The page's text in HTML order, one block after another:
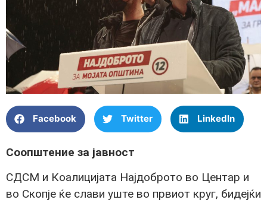
Facebook Twitter LinkedIn
Соопштение за јавност
СДСМ и Коалицијата Најдоброто во Центар и
во Скопје ќе слави уште во првиот круг, бидејќи